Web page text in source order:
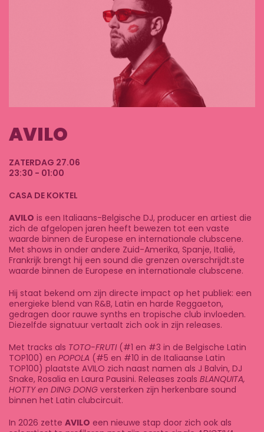
AVILO
ZATERDAG 27.06
23:30 - 01:00
CASA DE KOKTEL
AVILO is een Italiaans-Belgische DJ, producer en artiest die
zich de afgelopen jaren heeft bewezen tot een vaste
waarde binnen de Europese en internationale clubscene.
Met shows in onder andere Zuid-Amerika, Spanje, Italië,
Frankrijk brengt hij een sound die grenzen overschrijdt.ste
waarde binnen de Europese en internationale clubscene.
Hij staat bekend om zijn directe impact op het publiek: een
energieke blend van R&B, Latin en harde Reggaeton,
gedragen door rauwe synths en tropische club invloeden.
Diezelfde signatuur vertaalt zich ook in zijn releases.
Met tracks als TOTO-FRUTI(#1 en #3 in de Belgische Latin
TOP100) en POPOLA (#5 en #10 in de Italiaanse Latin
TOP100) plaatste AVILO zich naast namen als J Balvin, DJ
Snake, Rosalia en Laura Pausini. Releases zoals BLANQUITA,
HOTTY en DING DONG versterken zijn herkenbare sound
binnen het Latin clubcircuit.
In 2026 zette AVILO een nieuwe stap door zich ook als